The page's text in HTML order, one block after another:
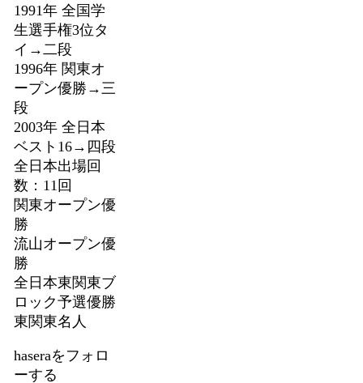
1991年 全国学
生選手権3位タ
イ→二段
1996年 関東オ
ープン優勝→三
段
2003年 全日本
ベスト16→四段
全日本出場回
数：11回
関東オープン優
勝
流山オープン優
勝
全日本東関東ブ
ロック予選優勝
東関東名人
haseraをフォロ
ーする